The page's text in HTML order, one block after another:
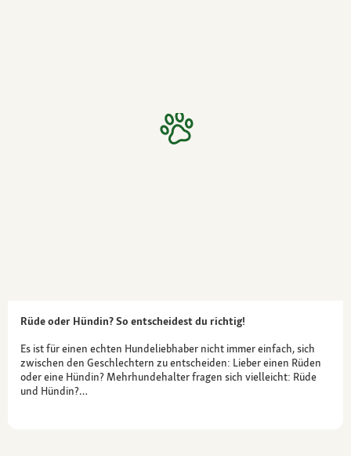
Rüde oder Hündin? So entscheidest du richtig!
Es ist für einen echten Hundeliebhaber nicht immer einfach, sich
zwischen den Geschlechtern zu entscheiden: Lieber einen Rüden
oder eine Hündin? Mehrhundehalter fragen sich vielleicht: Rüde
und Hündin?…